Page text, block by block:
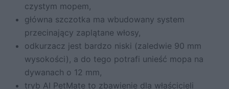
czystym mopem,
główna szczotka ma wbudowany system
przecinający zaplątane włosy,
odkurzacz jest bardzo niski (zaledwie 90 mm
wysokości), a do tego potrafi unieść mopa na
dywanach o 12 mm,
tryb AI PetMate to zbawienie dla właścicieli